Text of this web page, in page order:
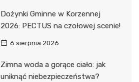
Dożynki Gminne w Korzennej
2026: PECTUS na czołowej scenie!
6 sierpnia 2026
Zimna woda a gorące ciało: jak
uniknąć niebezpieczeństwa?